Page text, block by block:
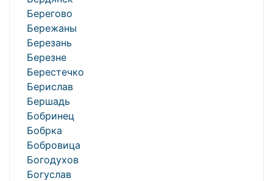
Берегово
Бережаны
Березань
Березне
Берестечко
Берислав
Бершадь
Бобринец
Бобрка
Бобровица
Богодухов
Богуслав